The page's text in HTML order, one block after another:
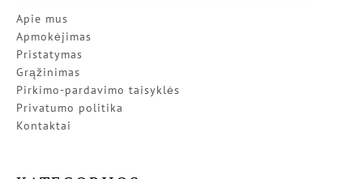
Apie mus
Apmokėjimas
Pristatymas
Grąžinimas
Pirkimo-pardavimo taisyklės
Privatumo politika
Kontaktai